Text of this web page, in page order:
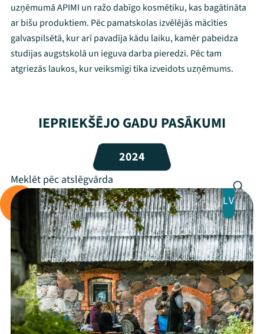
Festivāls
Programma
Viņi bija LAMPĀ 2026
Jaunumi
Ziedo
Veikals
Kontakti
uzņēmumā APIMI un ražo dabīgo kosmētiku, kas bagātināta
ar bišu produktiem. Pēc pamatskolas izvēlējās mācīties
galvaspilsētā, kur arī pavadīja kādu laiku, kamēr pabeidza
studijas augstskolā un ieguva darba pieredzi. Pēc tam
atgriezās laukos, kur veiksmīgi tika izveidots uzņēmums.
IEPRIEKŠĒJO GADU PASĀKUMI
2024
LV